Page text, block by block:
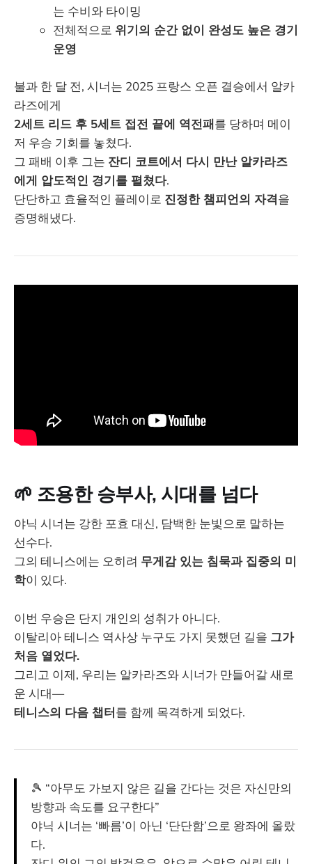
는 수비와 타이밍
전체적으로 위기의 순간 없이 완성도 높은 경기
운영
불과 한 달 전, 시너는 2025 프랑스 오픈 결승에서 알카
라즈에게
2세트 리드 후 5세트 접전 끝에 역전패를 당하며 메이
저 우승 기회를 놓쳤다.
그 패배 이후 그는 잔디 코트에서 다시 만난 알카라즈
에게 압도적인 경기를 펼쳤다.
단단하고 효율적인 플레이로 진정한 챔피언의 자격을
증명해냈다.
🌱 조용한 승부사, 시대를 넘다
야닉 시너는 강한 포효 대신, 담백한 눈빛으로 말하는
선수다.
그의 테니스에는 오히려 무게감 있는 침묵과 집중의 미
학이 있다.
이번 우승은 단지 개인의 성취가 아니다.
이탈리아 테니스 역사상 누구도 가지 못했던 길을 그가
처음 열었다.
그리고 이제, 우리는 알카라즈와 시너가 만들어갈 새로
운 시대—
테니스의 다음 챕터를 함께 목격하게 되었다.
🎾 “아무도 가보지 않은 길을 간다는 것은 자신만의
방향과 속도를 요구한다”
야닉 시너는 ‘빠름’이 아닌 ‘단단함’으로 왕좌에 올랐
다.